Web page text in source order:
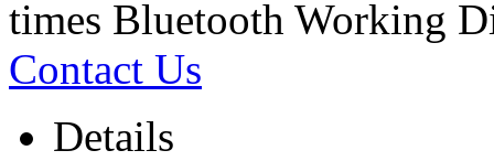
times Bluetooth Working
Contact Us
Details